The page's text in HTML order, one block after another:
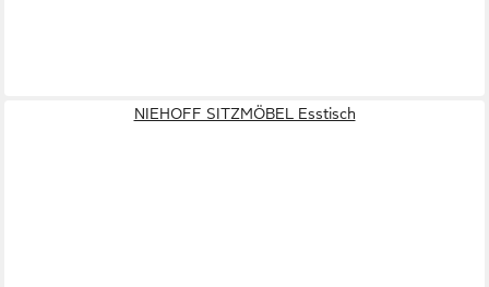
NIEHOFF SITZMÖBEL Esstisch